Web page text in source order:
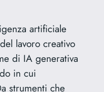
artificiale
lavoro creativo
di IA generativa
in cui
strumenti che